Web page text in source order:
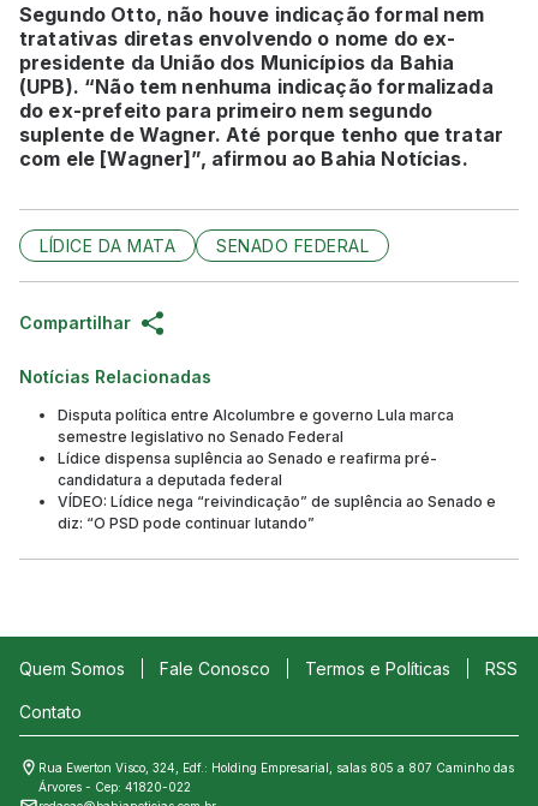
Segundo Otto, não houve indicação formal nem
tratativas diretas envolvendo o nome do ex-
presidente da União dos Municípios da Bahia
(UPB). “Não tem nenhuma indicação formalizada
do ex-prefeito para primeiro nem segundo
suplente de Wagner. Até porque tenho que tratar
com ele [Wagner]”, afirmou ao Bahia Notícias.
LÍDICE DA MATA SENADO FEDERAL
Compartilhar
Notícias Relacionadas
Disputa política entre Alcolumbre e governo Lula marca
semestre legislativo no Senado Federal
Lídice dispensa suplência ao Senado e reafirma pré-
candidatura a deputada federal
VÍDEO: Lídice nega “reivindicação” de suplência ao Senado e
diz: “O PSD pode continuar lutando”
Quem Somos Fale Conosco Termos e Políticas RSS
Contato
Rua Ewerton Visco, 324, Edf.: Holding Empresarial, salas 805 a 807 Caminho das
Árvores - Cep: 41820-022